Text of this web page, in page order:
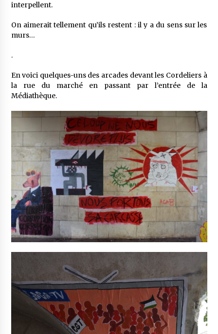
interpellent.
On aimerait tellement qu’ils restent : il y a du sens sur les
murs…
.
En voici quelques-uns des arcades devant les Cordeliers à
la rue du marché en passant par l’entrée de la
Médiathèque.